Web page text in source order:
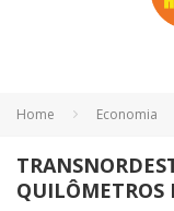
Home Economia
QUILÔMETROS